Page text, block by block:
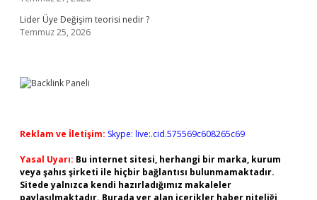
Lider Üye Değişim teorisi nedir ?
Temmuz 25, 2026
Reklam ve İletişim: Skype: live:.cid.575569c608265c69
Yasal Uyarı: Bu internet sitesi, herhangi bir marka, kurum
veya şahıs şirketi ile hiçbir bağlantısı bulunmamaktadır.
Sitede yalnızca kendi hazırladığımız makaleler
paylaşılmaktadır. Burada yer alan içerikler haber niteliği